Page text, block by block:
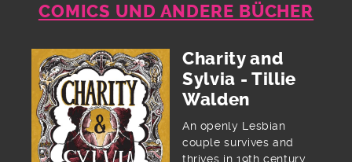
COMICS UND ANDERE BÜCHER
Anxietyland -
Gemma Correll
In 2018, Gemma Correll
had a panic attack that
lasted for weeks on end.
Unable to do...